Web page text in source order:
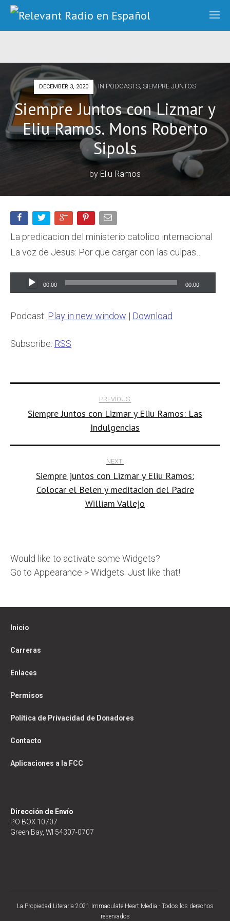
DECEMBER 3, 2020 IN PODCASTS, SIEMPRE JUNTOS
Siempre Juntos con Lizmar y
Eliu Ramos. Mons Roberto
Sipols
by Eliu Ramos
La predicacion del ministerio catolico internacional
La voz de Jesus: Por que cargar con las culpas…
Audio
Player
00:00 00:00
Podcast: Play in new window | Download
Subscribe: RSS
navigation
PREVIOUS:
Siempre Juntos con Lizmar y Eliu Ramos: Las
Indulgencias
NEXT:
Siempre juntos con Lizmar y Eliu Ramos:
Colocar el Belen y meditacion del Padre
William Vallejo
Would like to activate some Widgets?
Go to Appearance > Widgets. Just like that!
Inicio
Carreras
Enlaces
Permisos
Política de Privacidad de Donadores
Contacto
Aplicaciones a la FCC
Dirección de Envío
PO BOX 10707
Green Bay, WI 54307-0707
La Propiedad Literaria 2021 Immaculate Heart Media - Todos los derechos
reservados